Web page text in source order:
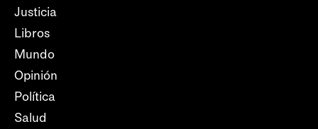
Justicia
Libros
Mundo
Opinión
Política
Salud